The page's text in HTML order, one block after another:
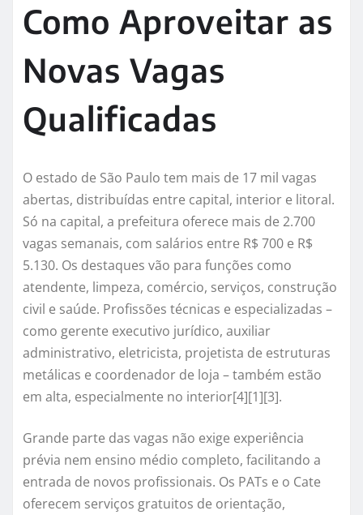
Como Aproveitar as
Novas Vagas
Qualificadas
O estado de São Paulo tem mais de 17 mil vagas
abertas, distribuídas entre capital, interior e litoral.
Só na capital, a prefeitura oferece mais de 2.700
vagas semanais, com salários entre R$ 700 e R$
5.130. Os destaques vão para funções como
atendente, limpeza, comércio, serviços, construção
civil e saúde. Profissões técnicas e especializadas –
como gerente executivo jurídico, auxiliar
administrativo, eletricista, projetista de estruturas
metálicas e coordenador de loja – também estão
em alta, especialmente no interior[4][1][3].
Grande parte das vagas não exige experiência
prévia nem ensino médio completo, facilitando a
entrada de novos profissionais. Os PATs e o Cate
oferecem serviços gratuitos de orientação,